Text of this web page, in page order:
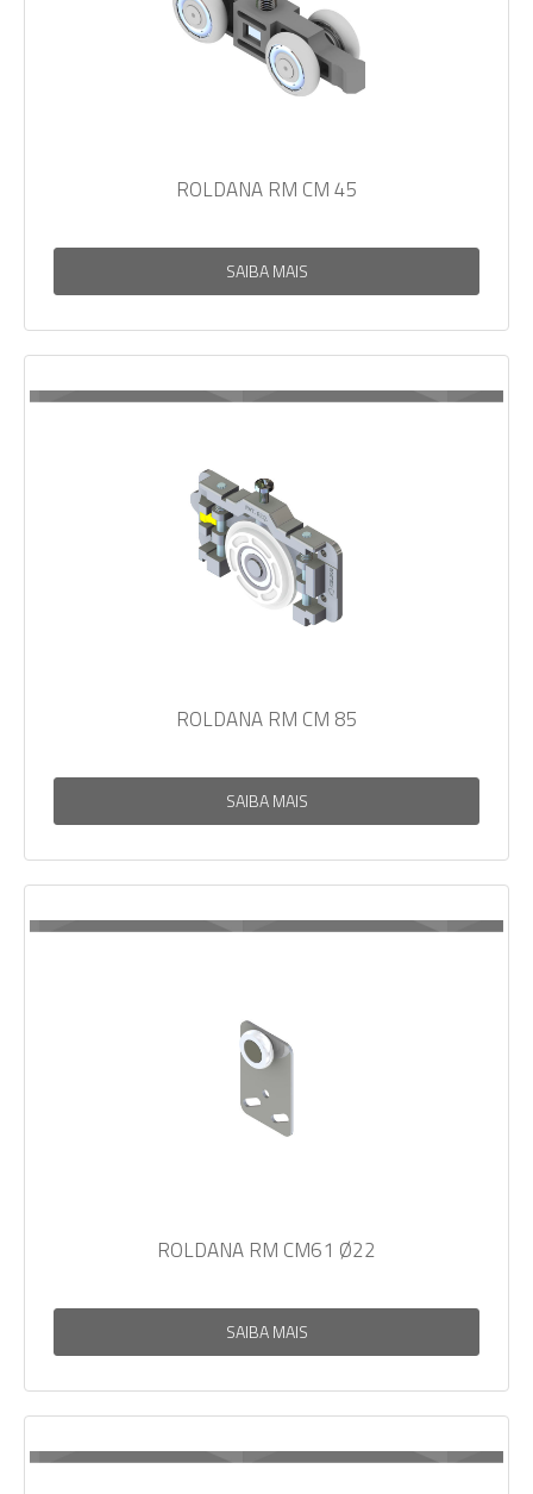
ROLDANA RM CM 45
SAIBA MAIS
ROLDANA RM CM 85
SAIBA MAIS
ROLDANA RM CM61 Ø22
SAIBA MAIS